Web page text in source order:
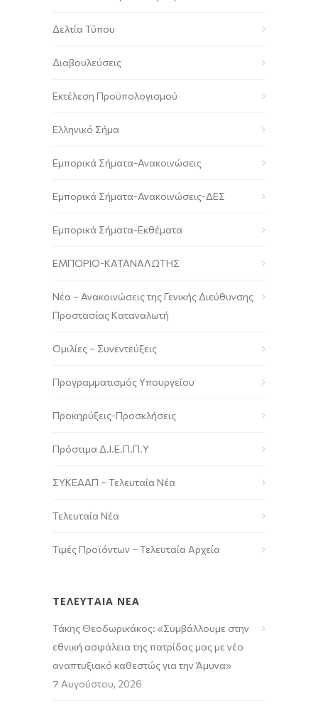
Δελτία Τύπου
Διαβουλεύσεις
Εκτέλεση Προϋπολογισμού
Ελληνικό Σήμα
Εμπορικά Σήματα-Ανακοινώσεις
Εμπορικά Σήματα-Ανακοινώσεις-ΔΕΣ
Εμπορικά Σήματα-Εκθέματα
ΕΜΠΟΡΙΟ-ΚΑΤΑΝΑΛΩΤΗΣ
Νέα – Ανακοινώσεις της Γενικής Διεύθυνσης
Προστασίας Καταναλωτή
Ομιλίες – Συνεντεύξεις
Προγραμματισμός Υπουργείου
Προκηρύξεις-Προσκλήσεις
Πρόστιμα Δ.Ι.Ε.Π.Π.Υ
ΣΥΚΕΑΑΠ – Τελευταία Νέα
Τελευταία Νέα
Τιμές Προϊόντων – Τελευταία Αρχεία
ΤΕΛΕΥΤΑΙΑ ΝΕΑ
Τάκης Θεοδωρικάκος: «Συμβάλλουμε στην
εθνική ασφάλεια της πατρίδας μας με νέο
αναπτυξιακό καθεστώς για την Άμυνα»
7 Αυγούστου, 2026